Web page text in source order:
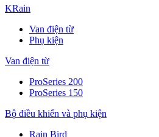
KRain
Van điện từ
Phụ kiện
Van điện từ
ProSeries 200
ProSeries 150
Bộ điều khiển và phụ kiện
Rain Bird